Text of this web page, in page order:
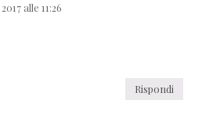
alle 11:26
Rispondi